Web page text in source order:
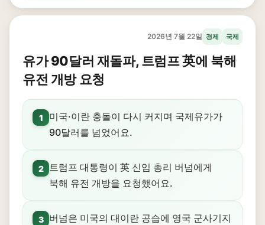
2026년 7월 22일 경제 국제
유가 90달러 재돌파, 트럼프 英에 북해
유전 개방 요청
1
미국·이란 충돌이 다시 커지며 국제유가가
90달러를 넘었어요.
2
트럼프 대통령이 英 신임 총리 버넘에게
북해 유전 개방을 요청했어요.
3
버넘은 미국의 대이란 공습에 영국 군사기지